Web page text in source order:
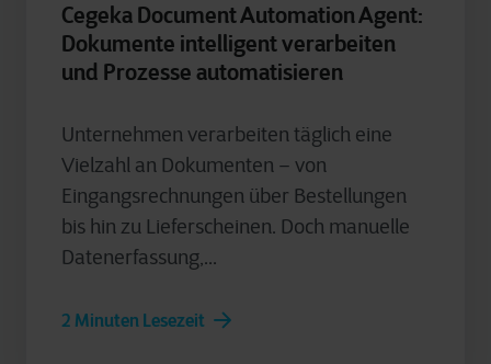
Cegeka Document Automation Agent:
Dokumente intelligent verarbeiten
und Prozesse automatisieren
Unternehmen verarbeiten täglich eine
Vielzahl an Dokumenten – von
Eingangsrechnungen über Bestellungen
bis hin zu Lieferscheinen. Doch manuelle
Datenerfassung,...
2 Minuten Lesezeit